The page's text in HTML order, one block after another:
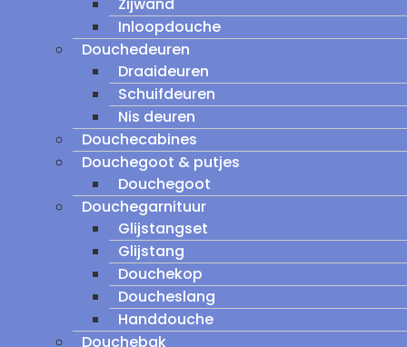
Inloopdouche
Douchedeuren
Draaideuren
Schuifdeuren
Nis deuren
Douchecabines
Douchegoot & putjes
Douchegoot
Douchegarnituur
Glijstangset
Glijstang
Douchekop
Doucheslang
Handdouche
Douchebak